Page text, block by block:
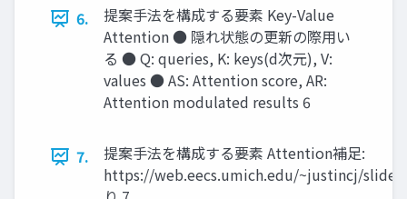
6.
提案手法を構成する要素 Key-Value
Attention ● 隠れ状態の更新の際用い
る ● Q: queries, K: keys(d次元), V:
values ● AS: Attention score, AR:
Attention modulated results 6
7.
提案手法を構成する要素 Attention補足:
https://web.eecs.umich.edu/~justincj/